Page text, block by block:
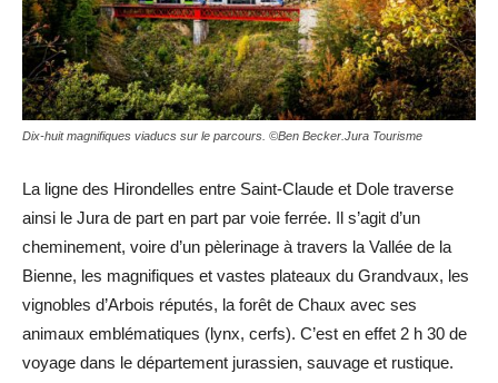
Dix-huit magnifiques viaducs sur le parcours. ©Ben Becker.Jura Tourisme
La ligne des Hirondelles entre Saint-Claude et Dole traverse
ainsi le Jura de part en part par voie ferrée. Il s’agit d’un
cheminement, voire d’un pèlerinage à travers la Vallée de la
Bienne, les magnifiques et vastes plateaux du Grandvaux, les
vignobles d’Arbois réputés, la forêt de Chaux avec ses
animaux emblématiques (lynx, cerfs). C’est en effet 2 h 30 de
voyage dans le département jurassien, sauvage et rustique.